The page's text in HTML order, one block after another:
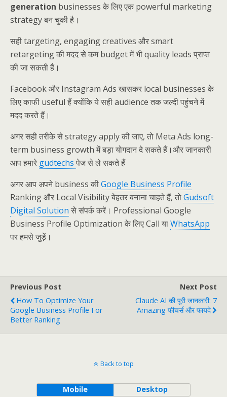
generation businesses के लिए एक powerful marketing
strategy बन चुकी है।
सही targeting, engaging creatives और smart
retargeting की मदद से कम budget में भी quality leads प्राप्त
की जा सकती हैं।
Facebook और Instagram Ads खासकर local businesses के
लिए काफी useful हैं क्योंकि ये सही audience तक जल्दी पहुंचने में
मदद करते हैं।
अगर सही तरीके से strategy apply की जाए, तो Meta Ads long-
term business growth में बड़ा योगदान दे सकते हैं।और जानकारी
आप हमारे gudtechs पेज से ले सकते हैं
अगर आप अपने business कीGoogle Business Profile
Ranking और Local Visibility बेहतर बनाना चाहते हैं, तोGudsoft
Digital Solution से संपर्क करें। Professional Google
Business Profile Optimization के लिए Call याWhatsApp
पर हमसे जुड़ें।
Previous Post
How To Optimize Your
Google Business Profile For
Better Ranking
Next Post
Claude AI की पूरी जानकारी: 7
Amazing फीचर्स और फायदे
Back to top
Mobile Desktop